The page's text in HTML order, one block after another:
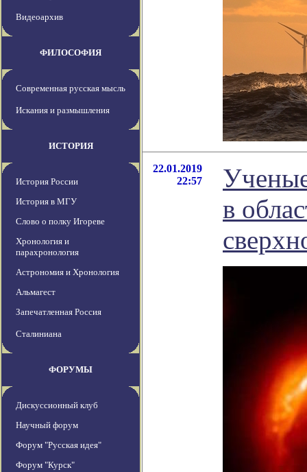
Видеоархив
ФИЛОСОФИЯ
Современная русская мысль
Искания и размышления
ИСТОРИЯ
История России
История в МГУ
Слово о полку Игореве
Хронология и
парахронология
Астрономия и Хронология
Альмагест
Запечатленная Россия
Сталиниана
ФОРУМЫ
Дискуссионный клуб
Научный форум
Форум "Русская идея"
Форум "Курск"
22.01.2019
22:57
в